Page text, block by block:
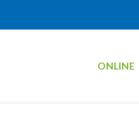
ONLINE